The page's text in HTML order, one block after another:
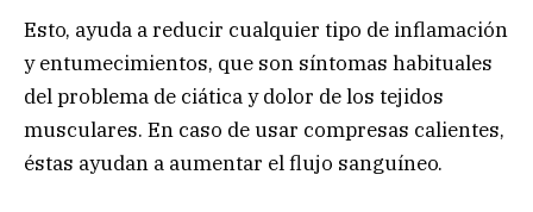
Esto, ayuda a reducir cualquier tipo de inflamación
y entumecimientos, que son síntomas habituales
del problema de ciática y dolor de los tejidos
musculares. En caso de usar compresas calientes,
éstas ayudan a aumentar el flujo sanguíneo.